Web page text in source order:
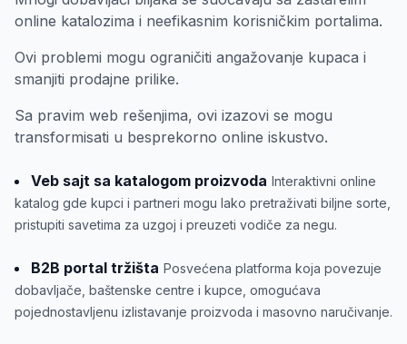
online katalozima i neefikasnim korisničkim portalima.
Ovi problemi mogu ograničiti angažovanje kupaca i
smanjiti prodajne prilike.
Sa pravim web rešenjima, ovi izazovi se mogu
transformisati u besprekorno online iskustvo.
Veb sajt sa katalogom proizvoda Interaktivni online
katalog gde kupci i partneri mogu lako pretraživati biljne sorte,
pristupiti savetima za uzgoj i preuzeti vodiče za negu.
B2B portal tržišta Posvećena platforma koja povezuje
dobavljače, baštenske centre i kupce, omogućava
pojednostavljenu izlistavanje proizvoda i masovno naručivanje.